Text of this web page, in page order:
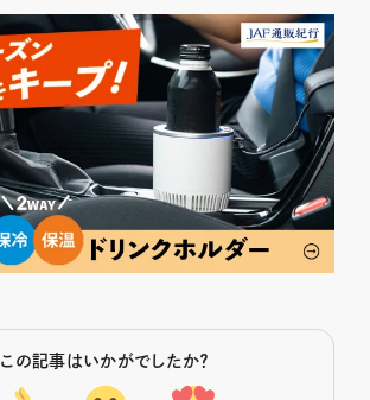
この記事はいかがでしたか？